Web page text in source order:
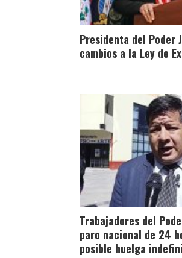
Presidenta del Poder
cambios a la Ley de
Trabajadores del
paro nacional de 24
posible huelga